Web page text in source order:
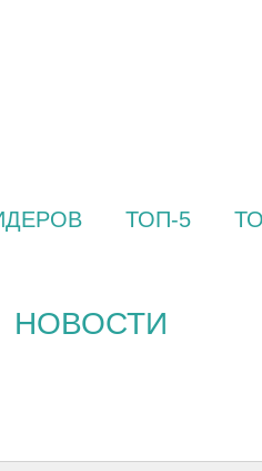
ТОП-5
НОВОСТИ